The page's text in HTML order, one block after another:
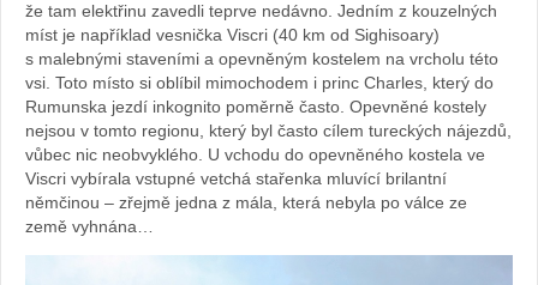
že tam elektřinu zavedli teprve nedávno. Jedním z kouzelných
míst je například vesnička Viscri (40 km od Sighisoary)
s malebnými staveními a opevněným kostelem na vrcholu této
vsi. Toto místo si oblíbil mimochodem i princ Charles, který do
Rumunska jezdí inkognito poměrně často. Opevněné kostely
nejsou v tomto regionu, který byl často cílem tureckých nájezdů,
vůbec nic neobvyklého. U vchodu do opevněného kostela ve
Viscri vybírala vstupné vetchá stařenka mluvící brilantní
němčinou – zřejmě jedna z mála, která nebyla po válce ze
země vyhnána…